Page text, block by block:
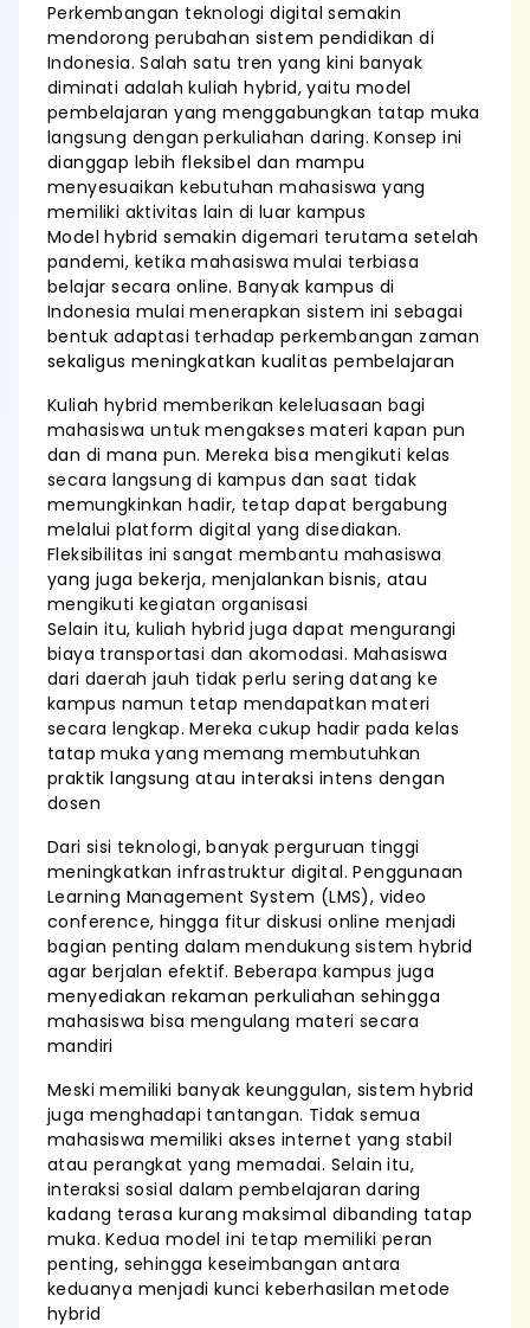
Perkembangan teknologi digital semakin
mendorong perubahan sistem pendidikan di
Indonesia. Salah satu tren yang kini banyak
diminati adalah kuliah hybrid, yaitu model
pembelajaran yang menggabungkan tatap muka
langsung dengan perkuliahan daring. Konsep ini
dianggap lebih fleksibel dan mampu
menyesuaikan kebutuhan mahasiswa yang
memiliki aktivitas lain di luar kampus
Model hybrid semakin digemari terutama setelah
pandemi, ketika mahasiswa mulai terbiasa
belajar secara online. Banyak kampus di
Indonesia mulai menerapkan sistem ini sebagai
bentuk adaptasi terhadap perkembangan zaman
sekaligus meningkatkan kualitas pembelajaran
Kuliah hybrid memberikan keleluasaan bagi
mahasiswa untuk mengakses materi kapan pun
dan di mana pun. Mereka bisa mengikuti kelas
secara langsung di kampus dan saat tidak
memungkinkan hadir, tetap dapat bergabung
melalui platform digital yang disediakan.
Fleksibilitas ini sangat membantu mahasiswa
yang juga bekerja, menjalankan bisnis, atau
mengikuti kegiatan organisasi
Selain itu, kuliah hybrid juga dapat mengurangi
biaya transportasi dan akomodasi. Mahasiswa
dari daerah jauh tidak perlu sering datang ke
kampus namun tetap mendapatkan materi
secara lengkap. Mereka cukup hadir pada kelas
tatap muka yang memang membutuhkan
praktik langsung atau interaksi intens dengan
dosen
Dari sisi teknologi, banyak perguruan tinggi
meningkatkan infrastruktur digital. Penggunaan
Learning Management System (LMS), video
conference, hingga fitur diskusi online menjadi
bagian penting dalam mendukung sistem hybrid
agar berjalan efektif. Beberapa kampus juga
menyediakan rekaman perkuliahan sehingga
mahasiswa bisa mengulang materi secara
mandiri
Meski memiliki banyak keunggulan, sistem hybrid
juga menghadapi tantangan. Tidak semua
mahasiswa memiliki akses internet yang stabil
atau perangkat yang memadai. Selain itu,
interaksi sosial dalam pembelajaran daring
kadang terasa kurang maksimal dibanding tatap
muka. Kedua model ini tetap memiliki peran
penting, sehingga keseimbangan antara
keduanya menjadi kunci keberhasilan metode
hybrid